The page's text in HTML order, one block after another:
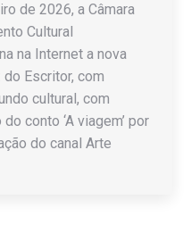
de 2026, a Câmara
Cultural
na Internet a nova
Escritor, com
cultural, com
conto ‘A viagem’ por
do canal Arte